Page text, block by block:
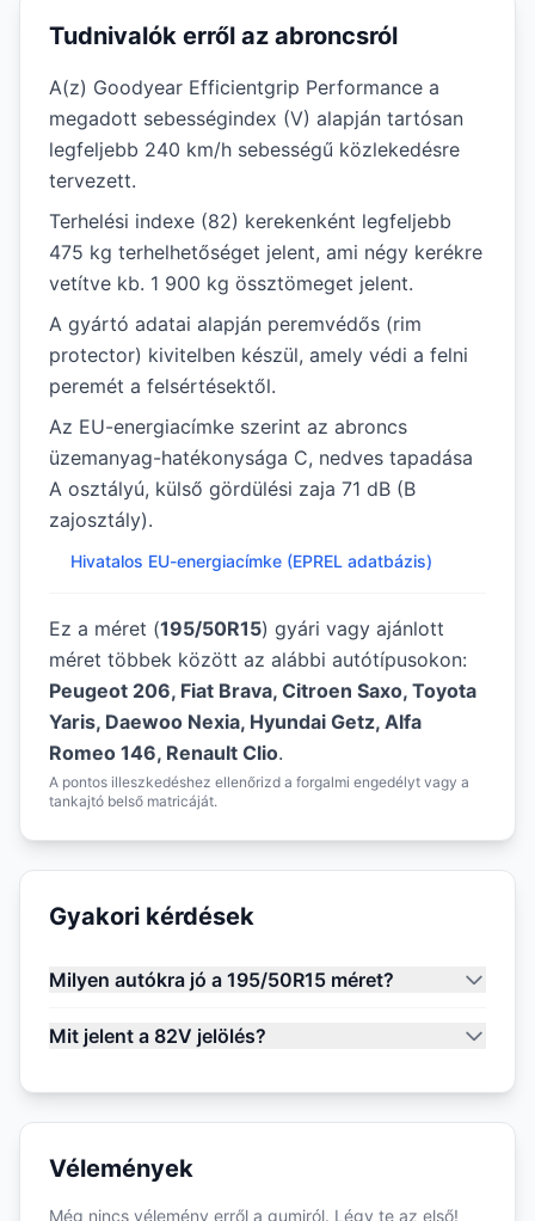
Tudnivalók erről az abroncsról
A(z) Goodyear Efficientgrip Performance a
megadott sebességindex (V) alapján tartósan
legfeljebb 240 km/h sebességű közlekedésre
tervezett.
Terhelési indexe (82) kerekenként legfeljebb
475 kg terhelhetőséget jelent, ami négy kerékre
vetítve kb. 1 900 kg össztömeget jelent.
A gyártó adatai alapján peremvédős (rim
protector) kivitelben készül, amely védi a felni
peremét a felsértésektől.
Az EU-energiacímke szerint az abroncs
üzemanyag-hatékonysága C, nedves tapadása
A osztályú, külső gördülési zaja 71 dB (B
zajosztály).
Hivatalos EU-energiacímke (EPREL adatbázis)
Ez a méret (195/50R15) gyári vagy ajánlott
méret többek között az alábbi autótípusokon:
Peugeot 206, Fiat Brava, Citroen Saxo, Toyota
Yaris, Daewoo Nexia, Hyundai Getz, Alfa
Romeo 146, Renault Clio.
A pontos illeszkedéshez ellenőrizd a forgalmi engedélyt vagy a
tankajtó belső matricáját.
Gyakori kérdések
Milyen autókra jó a 195/50R15 méret?
Mit jelent a 82V jelölés?
Vélemények
Még nincs vélemény erről a gumiról. Légy te az első!